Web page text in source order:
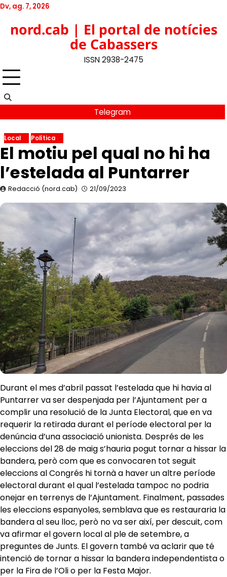
Skip
content
Dv, ag. 7, 2026
Facebook
YouTube
Instagram
nord.cab | El portal de notícies
de Cabassers
ISSN 2938-2475
Telegram
Local Política
El motiu pel qual no hi ha
l’estelada al Puntarrer
Redacció (nord.cab) 21/09/2023
Durant el mes d’abril passat l’estelada que hi havia al
Puntarrer va ser despenjada per l’Ajuntament per a
complir una resolució de la Junta Electoral, que en va
requerir la retirada durant el període electoral per la
denúncia d’una associació unionista. Després de les
eleccions del 28 de maig s’hauria pogut tornar a hissar la
bandera, però com que es convocaren tot seguit
eleccions al Congrés hi tornà a haver un altre període
electoral durant el qual l’estelada tampoc no podria
onejar en terrenys de l’Ajuntament. Finalment, passades
les eleccions espanyoles, semblava que es restauraria la
bandera al seu lloc, però no va ser així, per descuit, com
va afirmar el govern local al ple de setembre, a
preguntes de Junts. El govern també va aclarir que té
intenció de tornar a hissar la bandera independentista o
per la Fira de l’Oli o per la Festa Major.